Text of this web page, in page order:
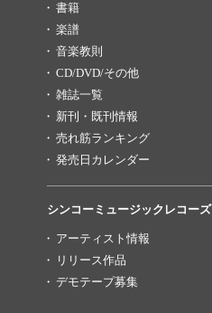
書籍
楽譜
音楽教則
CD/DVD/その他
雑誌一覧
新刊・既刊情報
売れ筋ランキング
発売日カレンダー
シンコーミュージックレコーズ
アーティスト情報
リリース作品
デモテープ募集